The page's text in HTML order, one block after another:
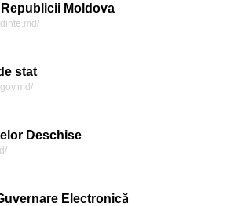
Moldova
stat
Deschise
Electronică